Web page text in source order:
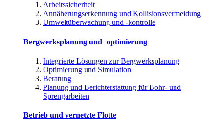
Arbeitssicherheit
Annäherungserkennung und Kollisionsvermeidung
Umweltüberwachung und -kontrolle
Bergwerksplanung und -optimierung
Integrierte Lösungen zur Bergwerksplanung
Optimierung und Simulation
Beratung
Planung und Berichterstattung für Bohr- und
Sprengarbeiten
Betrieb und vernetzte Flotte